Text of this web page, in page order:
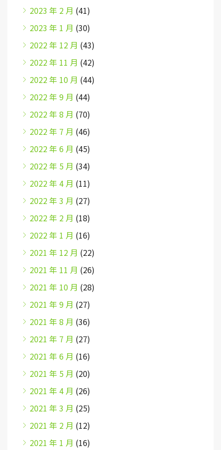
2023 年 2 月 (41)
2023 年 1 月 (30)
2022 年 12 月 (43)
2022 年 11 月 (42)
2022 年 10 月 (44)
2022 年 9 月 (44)
2022 年 8 月 (70)
2022 年 7 月 (46)
2022 年 6 月 (45)
2022 年 5 月 (34)
2022 年 4 月 (11)
2022 年 3 月 (27)
2022 年 2 月 (18)
2022 年 1 月 (16)
2021 年 12 月 (22)
2021 年 11 月 (26)
2021 年 10 月 (28)
2021 年 9 月 (27)
2021 年 8 月 (36)
2021 年 7 月 (27)
2021 年 6 月 (16)
2021 年 5 月 (20)
2021 年 4 月 (26)
2021 年 3 月 (25)
2021 年 2 月 (12)
2021 年 1 月 (16)